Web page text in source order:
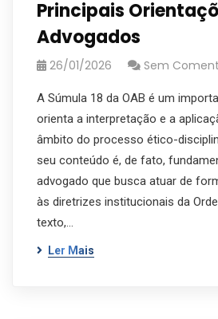
Principais
Advogados
26/01/2026 Sem
A Súmula 18 da OAB é um
orienta a interpretação e a
âmbito do processo ético-
seu conteúdo é, de fato,
advogado que busca atuar de
às diretrizes institucionais da
texto,…
Ler Mais